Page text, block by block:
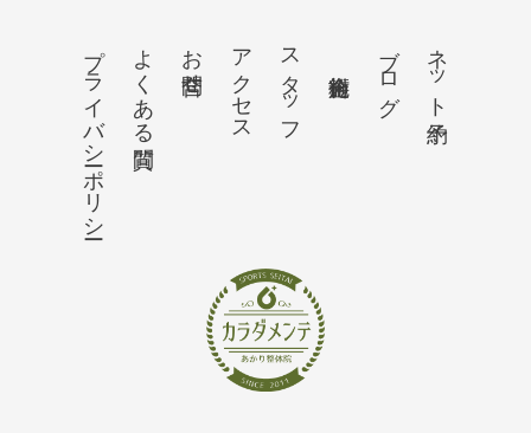
ネット予約
ブログ
スタッフ
アクセス
お問合せ
よくある質問
プライバシーポリシー